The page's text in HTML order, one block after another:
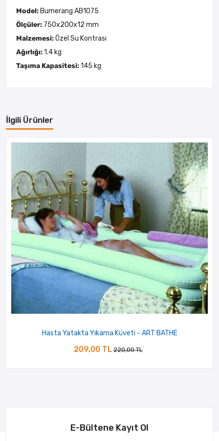
Model: Bumerang AB1075
Ölçüler: 750x200x12 mm
Malzemesi:Özel Su Kontrası
Ağırlığı:1.4 kg
Taşıma Kapasitesi:145 kg
İlgili Ürünler
Hasta Yatakta Yıkama Küveti - ART BATHE
209,00 TL 220,00 TL
E-Bültene Kayıt Ol